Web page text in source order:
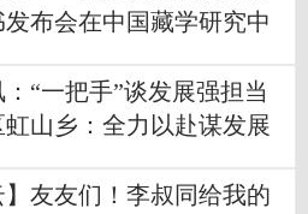
布会在中国藏学研究中
“一把手”谈发展强担当
虹山乡：全力以赴谋发展
】友友们！李叔同给我的